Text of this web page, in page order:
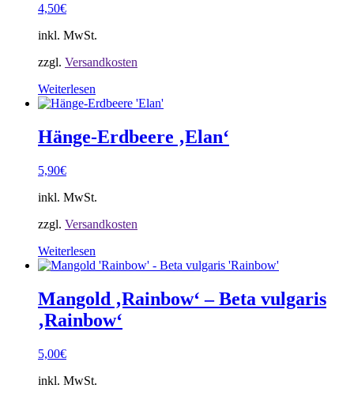
4,50€
inkl. MwSt.
zzgl. Versandkosten
Weiterlesen
Hänge-Erdbeere ‚Elan‘
5,90€
inkl. MwSt.
zzgl. Versandkosten
Weiterlesen
Mangold ‚Rainbow‘ – Beta vulgaris
‚Rainbow‘
5,00€
inkl. MwSt.